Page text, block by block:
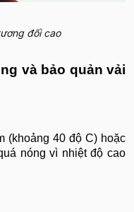
đối cao
và bảo quản vải
(khoảng 40 độ C) hoặc
nóng vì nhiệt độ cao